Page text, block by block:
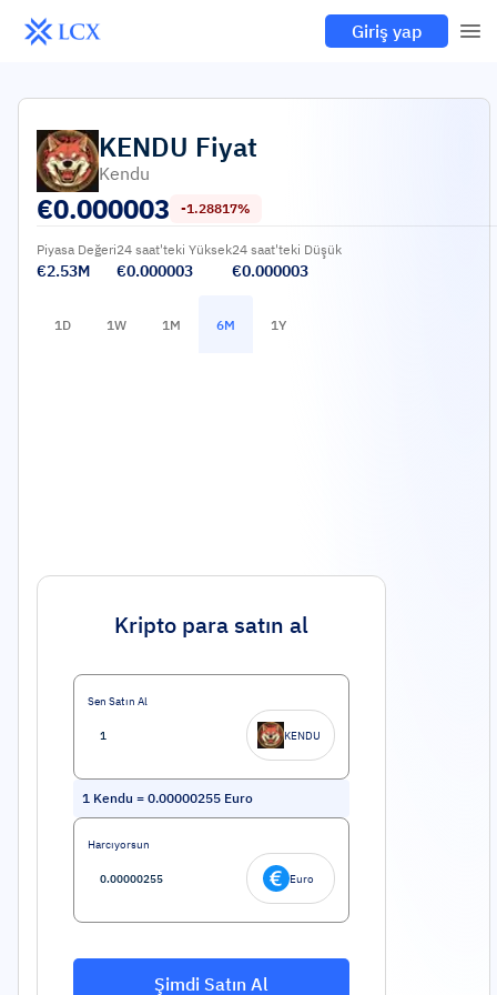
Giriş yap
KENDU Fiyat
Kendu
€0.000003 -1.28817%
Piyasa Değeri
€2.53M
24 saat'teki Yüksek
€0.000003
24 saat'teki Düşük
€0.000003
1D 1W 1M 6M 1Y
Kripto para satın al
Sen Satın Al
KENDU
1 Kendu = 0.00000255 Euro
Harcıyorsun
Euro
Şimdi Satın Al